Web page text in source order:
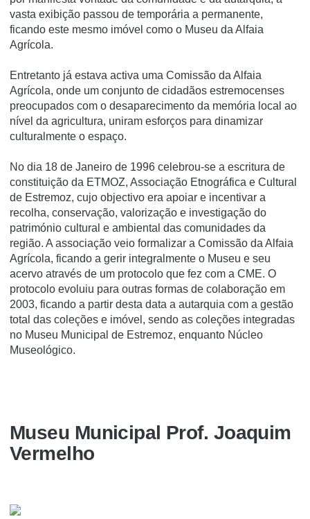
vasta exibição passou de temporária a permanente,
ficando este mesmo imóvel como o Museu da Alfaia
Agrícola.
Entretanto já estava activa uma Comissão da Alfaia
Agrícola, onde um conjunto de cidadãos estremocenses
preocupados com o desaparecimento da memória local ao
nível da agricultura, uniram esforços para dinamizar
culturalmente o espaço.
No dia 18 de Janeiro de 1996 celebrou-se a escritura de
constituição da ETMOZ, Associação Etnográfica e Cultural
de Estremoz, cujo objectivo era apoiar e incentivar a
recolha, conservação, valorização e investigação do
património cultural e ambiental das comunidades da
região. A associação veio formalizar a Comissão da Alfaia
Agrícola, ficando a gerir integralmente o Museu e seu
acervo através de um protocolo que fez com a CME. O
protocolo evoluiu para outras formas de colaboração em
2003, ficando a partir desta data a autarquia com a gestão
total das coleções e imóvel, sendo as coleções integradas
no Museu Municipal de Estremoz, enquanto Núcleo
Museológico.
Museu Municipal Prof. Joaquim
Vermelho